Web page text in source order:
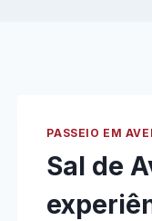
PASSEIO EM
Sal de